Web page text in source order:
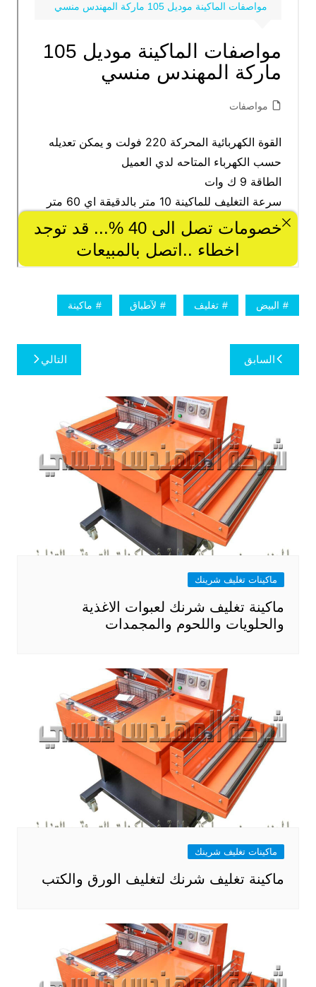
البيض تغليف لآطباق ماكينة
تصفّح
المقالات
السابق التالي
ماكينات تغليف شرينك
ماكينة تغليف شرنك لعبوات الاغذية
والحلويات واللحوم والمجمدات
ماكينات تغليف شرينك
ماكينة تغليف شرنك لتغليف الورق والكتب